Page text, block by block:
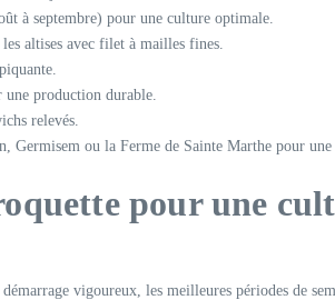
à septembre) pour une culture optimale.
altises avec filet à mailles fines.
production durable.
relevés.
ou la Ferme de Sainte Marthe pour une
pour une
vigoureux, les meilleures périodes de